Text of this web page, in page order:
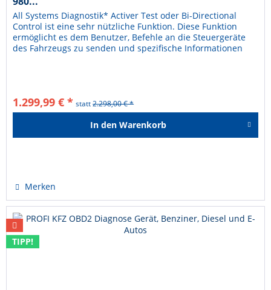
All Systems Diagnostik* Activer Test oder Bi-Directional
Control ist eine sehr nützliche Funktion. Diese Funktion
ermöglicht es dem Benutzer, Befehle an die Steuergeräte
des Fahrzeugs zu senden und spezifische Informationen
1.299,99 € * statt2.298,00 € *
In den Warenkorb
Merken
TIPP!